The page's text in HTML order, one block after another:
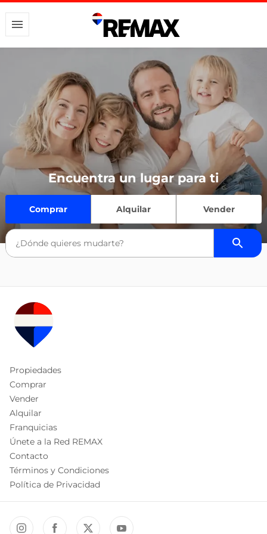
Encuentra un lugar para ti
Comprar Alquilar Vender
Propiedades
Comprar
Vender
Alquilar
Franquicias
Únete a la Red REMAX
Contacto
Términos y Condiciones
Política de Privacidad